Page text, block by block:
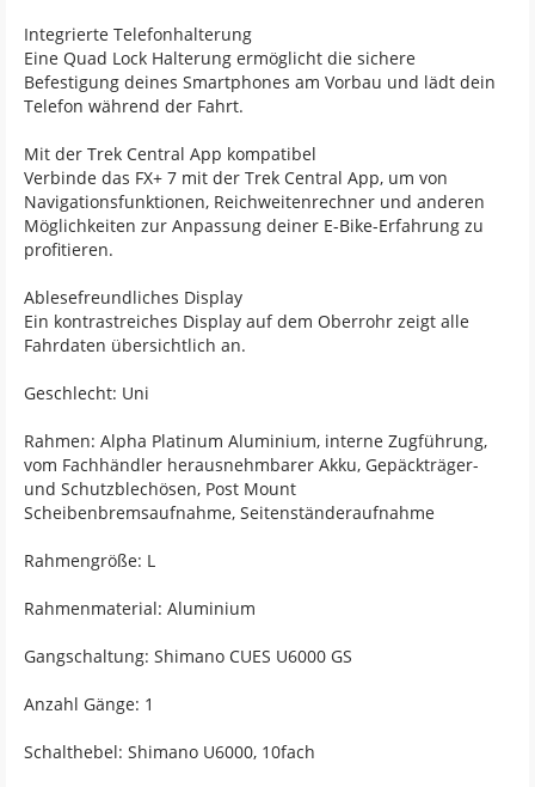
Integrierte Telefonhalterung
Eine Quad Lock Halterung ermöglicht die sichere
Befestigung deines Smartphones am Vorbau und lädt dein
Telefon während der Fahrt.
Mit der Trek Central App kompatibel
Verbinde das FX+ 7 mit der Trek Central App, um von
Navigationsfunktionen, Reichweitenrechner und anderen
Möglichkeiten zur Anpassung deiner E-Bike-Erfahrung zu
profitieren.
Ablesefreundliches Display
Ein kontrastreiches Display auf dem Oberrohr zeigt alle
Fahrdaten übersichtlich an.
Geschlecht: Uni
Rahmen: Alpha Platinum Aluminium, interne Zugführung,
vom Fachhändler herausnehmbarer Akku, Gepäckträger-
und Schutzblechösen, Post Mount
Scheibenbremsaufnahme, Seitenständeraufnahme
Rahmengröße: L
Rahmenmaterial: Aluminium
Gangschaltung: Shimano CUES U6000 GS
Anzahl Gänge: 1
Schalthebel: Shimano U6000, 10fach